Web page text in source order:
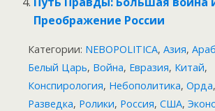
Преображение России
Категории: NEBOPOLITICA, Азия,
Белый Царь, Война, Евразия, Китай,
Конспирология, Небополитика, Орда,
Разведка, Ролики, Россия, США,